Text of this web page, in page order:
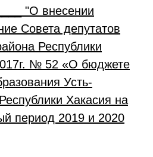
"О внесении
Совета депутатов
Республики
№ 52 «О бюджете
Усть-
Хакасия на
период 2019 и 2020